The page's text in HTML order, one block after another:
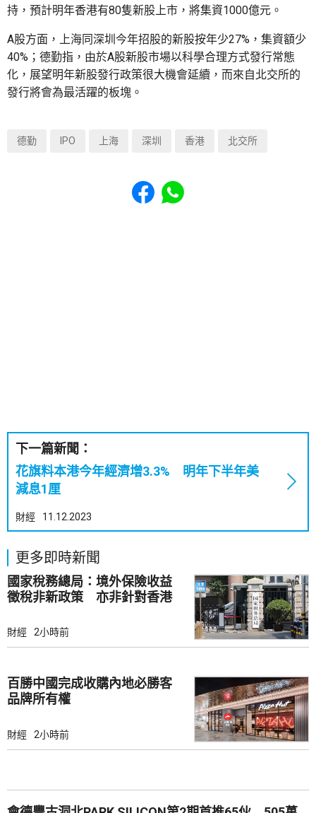
持，預計明年香港有80隻新股上市，將集資1000億元。
A股方面，上海同深圳今年招股的新股按年少27%，集資額少
40%；德勤指，由於A股新股市場以科學合理方式發行常態
化，展望明年新股發行政策很大機會延續，而來自北交所的
發行將會為最活躍的板塊。
德勤 IPO 上海 深圳 香港 北交所
Share to Facebook
Share to WhatsApp
下一篇新聞：
花旗料本港今年經濟增3.3% 明年下半年美
減息1厘
財經 11.12.2023
更多即時新聞
國家稅務總局：境外保險收益
徵稅非新政策 亦非針對香港
財經 2小時前
百勝中國完成收購內地必勝客
品牌所有權
財經 2小時前